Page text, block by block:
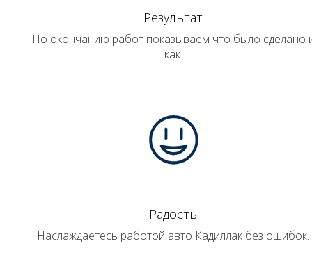
Результат
По окончанию работ показываем что было сделано
как.
Радость
Наслаждаетесь работой авто Кадиллак без ошибок.